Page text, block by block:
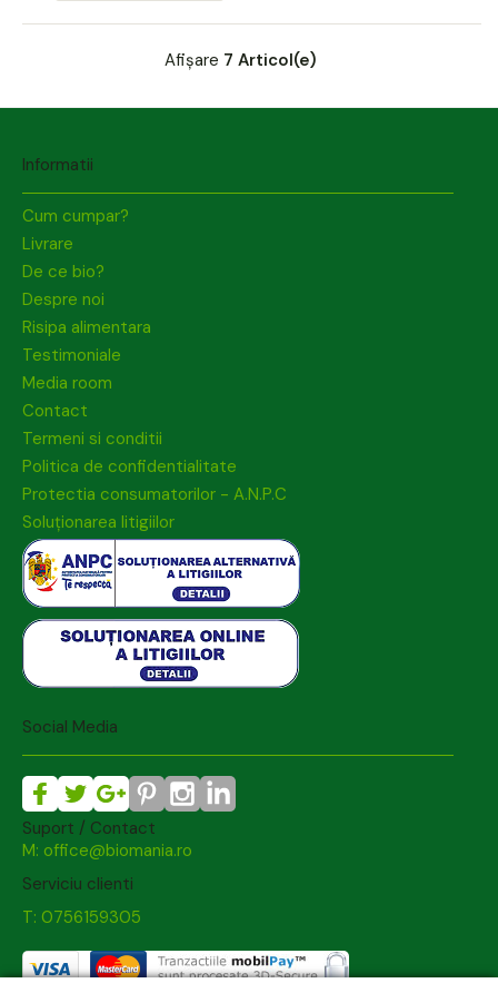
Afișare 7 Articol(e)
Informatii
Cum cumpar?
Livrare
De ce bio?
Despre noi
Risipa alimentara
Testimoniale
Media room
Contact
Termeni si conditii
Politica de confidentialitate
Protectia consumatorilor - A.N.P.C
Soluționarea litigiilor
Social Media
Suport / Contact
M: office@biomania.ro
Serviciu clienti
T: 0756159305